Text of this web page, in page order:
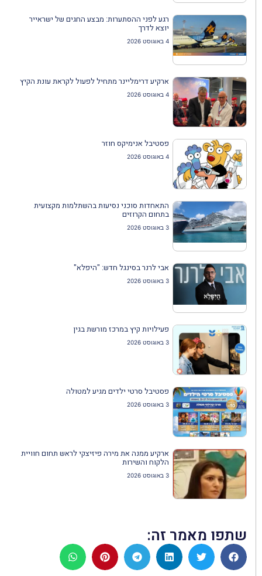
רגע לפני ההסתערות: מבצע החגים של ישראייר
יוצא לדרך
4 באוגוסט 2026
ארקיע דרימליינר מתחיל לפעול לקראת עונת הקיץ
4 באוגוסט 2026
פסטיבל אנימיקס חוזר
4 באוגוסט 2026
התאחדות סוכני נסיעות בהשתלמות מקצועית
בתחום הקרוזים
3 באוגוסט 2026
אבי לרנר בסינגל חדש: "היפלא"
3 באוגוסט 2026
פעילויות קיץ במרכז מורשת בגין
3 באוגוסט 2026
פסטיבל סרטי ילדים מגיע למטולה
3 באוגוסט 2026
ארקיע ממנה את מירה פיזיצקי לראש תחום חוויית
הלקוח והשירות
3 באוגוסט 2026
שתפו מאמר זה: